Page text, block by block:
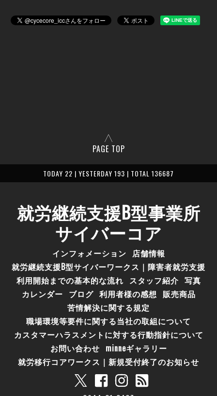
PAGE TOP
TODAY 22 | YESTERDAY 193 | TOTAL 136687
就労継続支援B型事業所
サイバーコア
インフォメーション 店舗情報
就労継続支援B型サイバーワークス｜障害者就労支援
利用開始までの基本的な流れ スタッフ紹介 写真
カレンダー ブログ 利用者様の感想 販売商品
苦情解決に関する規定
職場環境等要件に関する当社の取組について
カスタマーハラスメントに対する行動指針について
お問い合わせ minneギャラリー
就労移行コアワークス｜新規受付終了のお知らせ